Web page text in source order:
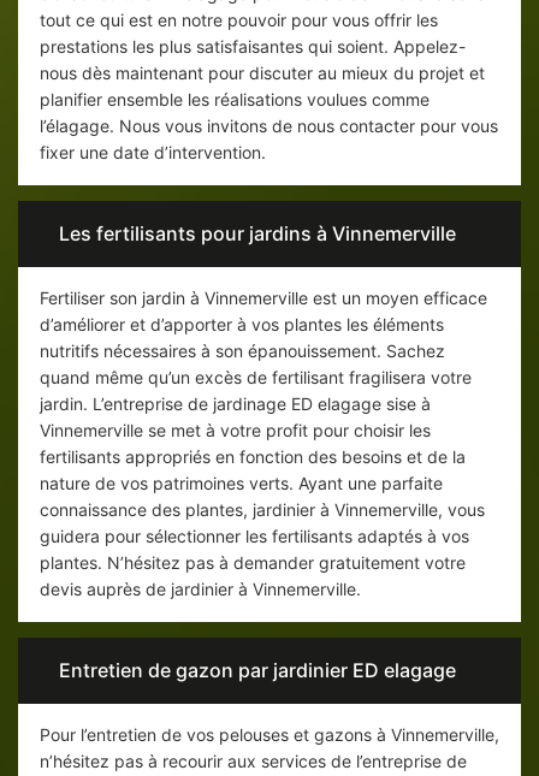
tout ce qui est en notre pouvoir pour vous offrir les
prestations les plus satisfaisantes qui soient. Appelez-
nous dès maintenant pour discuter au mieux du projet et
planifier ensemble les réalisations voulues comme
l’élagage. Nous vous invitons de nous contacter pour vous
fixer une date d’intervention.
Les fertilisants pour jardins à Vinnemerville
Fertiliser son jardin à Vinnemerville est un moyen efficace
d’améliorer et d’apporter à vos plantes les éléments
nutritifs nécessaires à son épanouissement. Sachez
quand même qu’un excès de fertilisant fragilisera votre
jardin. L’entreprise de jardinage ED elagage sise à
Vinnemerville se met à votre profit pour choisir les
fertilisants appropriés en fonction des besoins et de la
nature de vos patrimoines verts. Ayant une parfaite
connaissance des plantes, jardinier à Vinnemerville, vous
guidera pour sélectionner les fertilisants adaptés à vos
plantes. N’hésitez pas à demander gratuitement votre
devis auprès de jardinier à Vinnemerville.
Entretien de gazon par jardinier ED elagage
Pour l’entretien de vos pelouses et gazons à Vinnemerville,
n’hésitez pas à recourir aux services de l’entreprise de